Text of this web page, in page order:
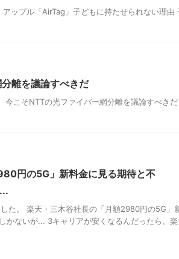
ップル「AirTag」子どもに持たせられない理由
離を議論すべきだ
こそNTTの光ファイバー網分離を議論すべきだ
円の5G」新料金に見る期待と不
た。 楽天・三木谷社長の「月額2980円の5G」
かないが... 3キャリアが安くなるんだったら、楽